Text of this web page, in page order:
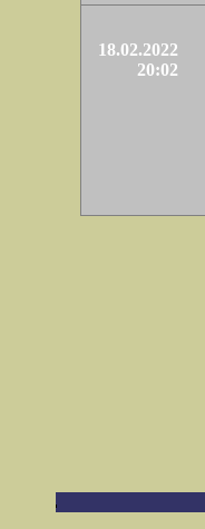
18.02.2022
20:02